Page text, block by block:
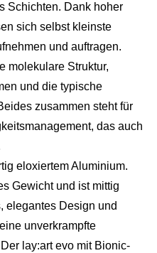
Schichten. Dank hoher
sich selbst kleinste
und auftragen.
molekulare Struktur,
und die typische
zusammen steht für
das auch
eloxiertem Aluminium.
Gewicht und ist mittig
elegantes Design und
unverkrampfte
lay:art evo mit Bionic-